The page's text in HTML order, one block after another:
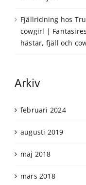
Fjällridning hos
cowgirl |
hästar, fjäll och
Arkiv
februari 2024
augusti 2019
maj 2018
mars 2018